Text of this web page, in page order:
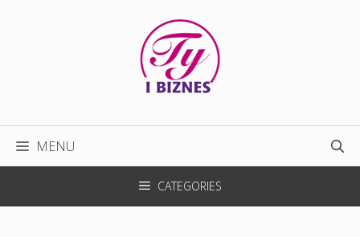
MENU
CATEGORIES